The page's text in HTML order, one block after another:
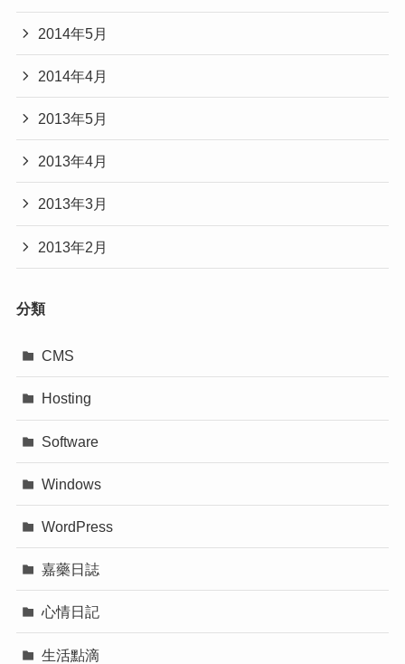
2014年5月
2014年4月
2013年5月
2013年4月
2013年3月
2013年2月
分類
CMS
Hosting
Software
Windows
WordPress
嘉藥日誌
心情日記
生活點滴